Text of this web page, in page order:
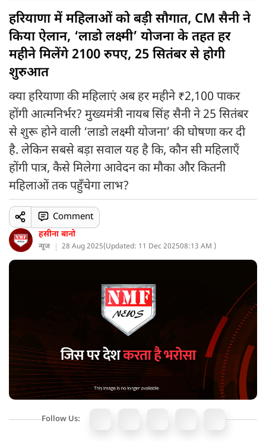
हरियाणा में महिलाओं को बड़ी सौगात, CM सैनी ने
किया ऐलान, ‘लाडो लक्ष्मी’ योजना के तहत हर
महीने मिलेंगे 2100 रुपए, 25 सितंबर से होगी
शुरुआत
क्या हरियाणा की महिलाएं अब हर महीने ₹2,100 पाकर
होंगी आत्मनिर्भर? मुख्यमंत्री नायब सिंह सैनी ने 25 सितंबर
से शुरू होने वाली ‘लाडो लक्ष्मी योजना’ की घोषणा कर दी
है. लेकिन सबसे बड़ा सवाल यह है कि, कौन सी महिलाएँ
होंगी पात्र, कैसे मिलेगा आवेदन का मौका और कितनी
महिलाओं तक पहुँचेगा लाभ?
हसीना बानो
न्यूज 28 Aug 2025(Updated: 11 Dec 202508:13 AM )
Comment
Follow Us: